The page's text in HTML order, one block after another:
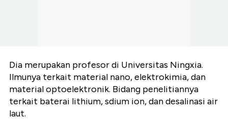
Dia merupakan profesor di Universitas Ningxia.
Ilmunya terkait material nano, elektrokimia, dan
material optoelektronik. Bidang penelitiannya
terkait baterai lithium, sdium ion, dan desalinasi air
laut.